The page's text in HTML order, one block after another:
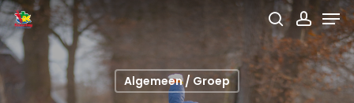
Skip
to
main
search
Algemeen / Groep